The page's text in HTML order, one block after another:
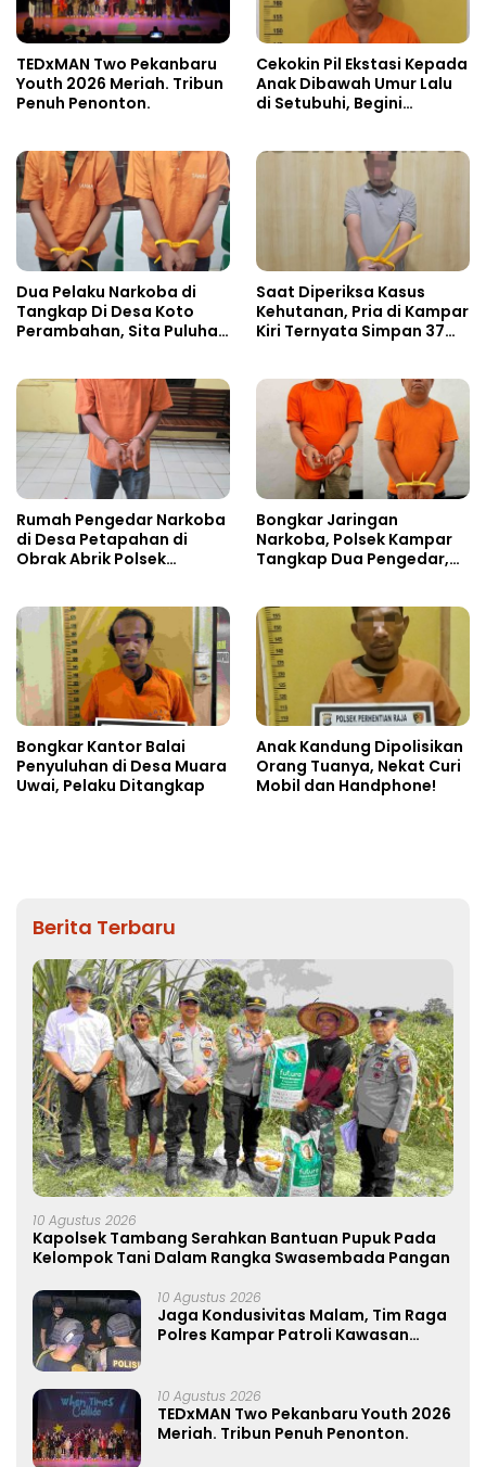
TEDxMAN Two Pekanbaru
Youth 2026 Meriah. Tribun
Penuh Penonton.
Cekokin Pil Ekstasi Kepada
Anak Dibawah Umur Lalu
di Setubuhi, Begini
Dua Pelaku Narkoba di
Tangkap Di Desa Koto
Perambahan, Sita Puluhan
Saat Diperiksa Kasus
Kehutanan, Pria di Kampar
Kiri Ternyata Simpan 37
Rumah Pengedar Narkoba
di Desa Petapahan di
Obrak Abrik Polsek
Bongkar Jaringan
Narkoba, Polsek Kampar
Tangkap Dua Pengedar,
Bongkar Kantor Balai
Penyuluhan di Desa Muara
Uwai, Pelaku Ditangkap
Anak Kandung Dipolisikan
Orang Tuanya, Nekat Curi
Mobil dan Handphone!
Berita Terbaru
10 Agustus 2026
Kapolsek Tambang Serahkan Bantuan Pupuk Pada
Kelompok Tani Dalam Rangka Swasembada Pangan
10 Agustus 2026
Jaga Kondusivitas Malam, Tim Raga
Polres Kampar Patroli Kawasan
10 Agustus 2026
TEDxMAN Two Pekanbaru Youth 2026
Meriah. Tribun Penuh Penonton.